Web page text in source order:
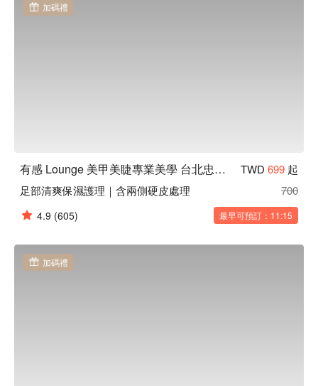
加碼禮
有感 Lounge 美甲美睫專業美學 台北忠孝店 TWD 699 起
足部清爽保濕護理｜含兩側硬皮處理
700
4.9 (605) 最早可預訂：11:15
加碼禮